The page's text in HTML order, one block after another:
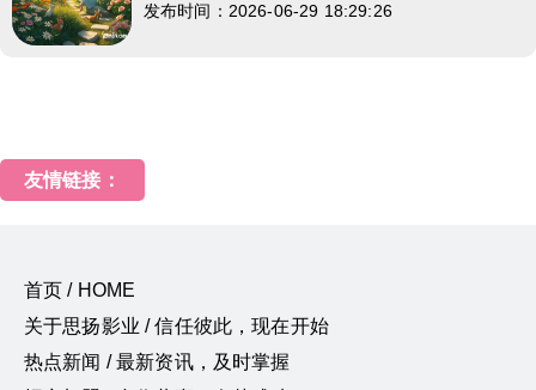
发布时间：2026-06-29 18:29:26
友情链接：
首页 / HOME
关于思扬影业 / 信任彼此，现在开始
热点新闻 / 最新资讯，及时掌握